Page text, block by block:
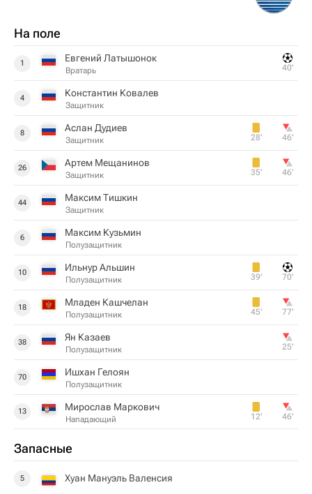
На поле
1 Евгений Латышонок
Вратарь 40‎’‎
4 Константин Ковалев
Защитник
8 Аслан Дудиев
Защитник 28‎’‎ 46‎’‎
26 Артем Мещанинов
Защитник 35‎’‎ 46‎’‎
44 Максим Тишкин
Защитник
6 Максим Кузьмин
Полузащитник
10 Ильнур Альшин
Полузащитник 39‎’‎ 70‎’‎
18 Младен Кашчелан
Полузащитник 45‎’‎ 77‎’‎
38 Ян Казаев
Полузащитник 25‎’‎
70 Ишхан Гелоян
Полузащитник
13 Мирослав Маркович
Нападающий 12‎’‎ 46‎’‎
Запасные
5 Хуан Мануэль Валенсия